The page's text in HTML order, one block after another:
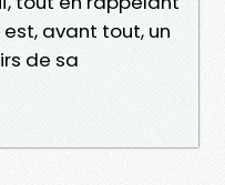
avant tout, un
de sa